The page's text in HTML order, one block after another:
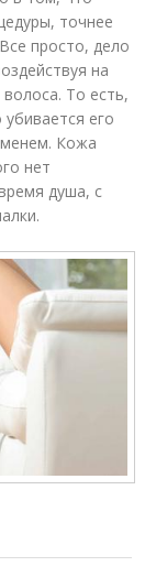
точнее
просто, дело
на
То есть,
его
Кожа
нет
душа, с